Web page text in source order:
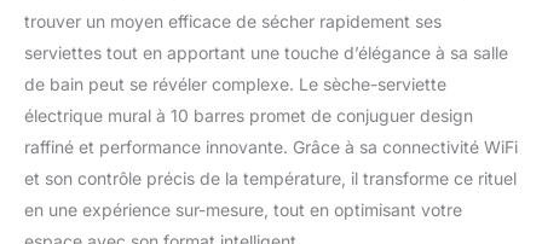
trouver un moyen efficace de sécher rapidement ses
serviettes tout en apportant une touche d’élégance à sa salle
de bain peut se révéler complexe. Le sèche-serviette
électrique mural à 10 barres promet de conjuguer design
raffiné et performance innovante. Grâce à sa connectivité WiFi
et son contrôle précis de la température, il transforme ce rituel
en une expérience sur-mesure, tout en optimisant votre